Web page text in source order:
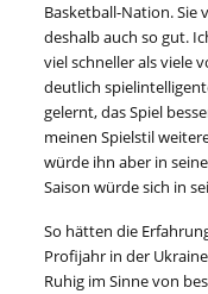
Basketball-Nation. Sie
deshalb auch so gut.
viel schneller als viele
deutlich
gelernt, das Spiel
meinen Spielstil
würde ihn aber in
Saison würde sich in
So hätten die
Profijahr in der
Ruhig im Sinne von